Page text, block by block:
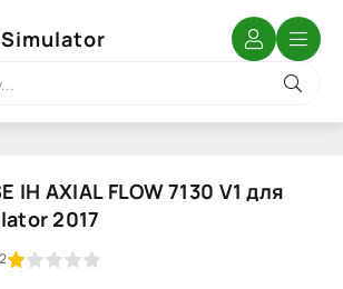
IH AXIAL FLOW 7130 V1 для
2017
2